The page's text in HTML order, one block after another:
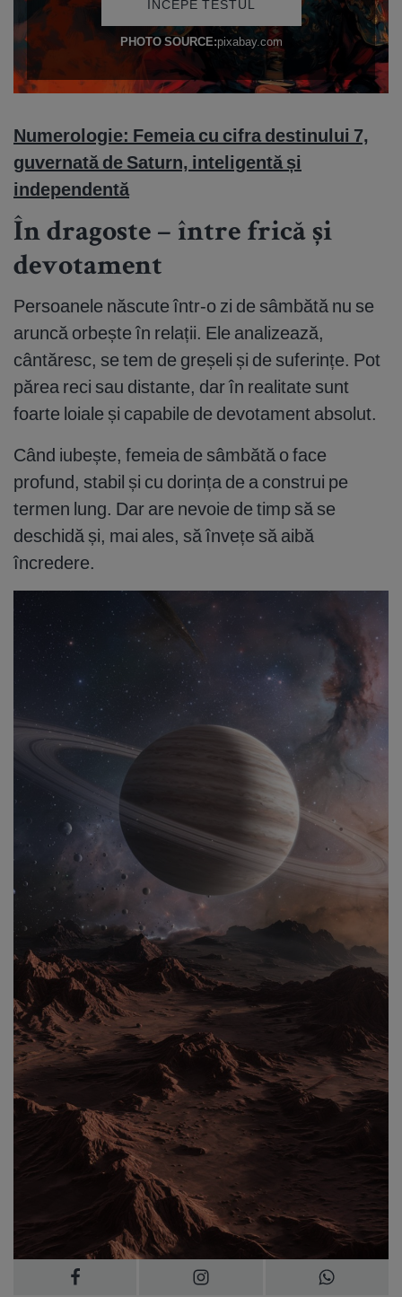
Numerologie: Femeia cu cifra destinului 7,
guvernată de Saturn, inteligentă și
independentă
În dragoste – între frică și
devotament
Persoanele născute într-o zi de sâmbătă nu se
aruncă orbește în relații. Ele analizează,
cântăresc, se tem de greșeli și de suferințe. Pot
părea reci sau distante, dar în realitate sunt
foarte loiale și capabile de devotament absolut.
Când iubește, femeia de sâmbătă o face
profund, stabil și cu dorința de a construi pe
termen lung. Dar are nevoie de timp să se
deschidă și, mai ales, să învețe să aibă
încredere.